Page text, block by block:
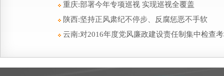
重庆:部署今年专项巡视 实现巡视全覆盖
陕西:坚持正风肃纪不停步、反腐惩恶不手软
云南:对2016年度党风廉政建设责任制集中检查